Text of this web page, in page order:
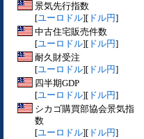
景気先行指数
[ユーロドル][ ドル円]
中古住宅販売件数
[ユーロドル][ ドル円]
耐久財受注
[ユーロドル][ ドル円]
四半期GDP
[ユーロドル][ ドル円]
シカゴ購買部協会景気指
数
[ユーロドル][ ドル円]